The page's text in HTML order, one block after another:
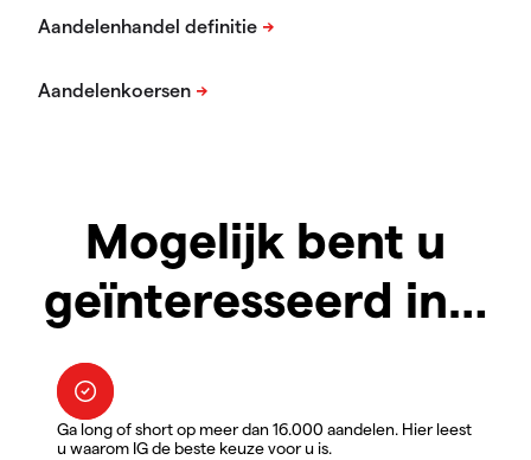
Mogelijk bent u
geïnteresseerd in…
Ga long of short op meer dan 16.000 aandelen. Hier leest
u waarom IG de beste keuze voor u is.